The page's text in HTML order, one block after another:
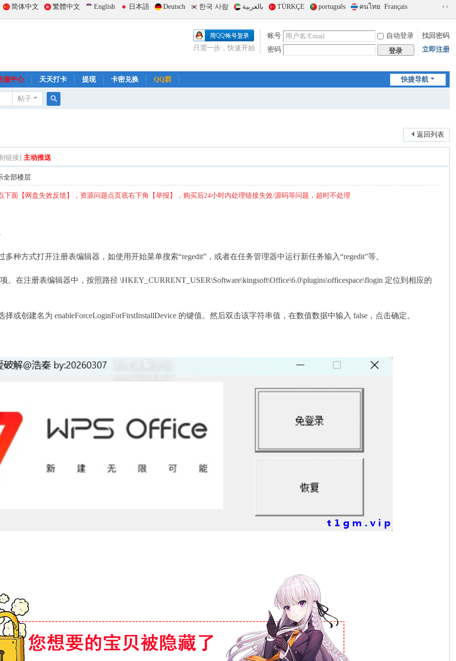
简体中文 繁體中文 English 日本語 Deutsch 한국 사람 بالعربية TÜRKÇE português คนไทย Français
到
版
账号 自动登录
找回密码
密码
登录 立即注册
只需一步，快速开始
快捷导航
值中心 天天打卡 提现 卡密兑换 QQ群
帖子
返回列表
链接] 主动推送
全部楼层
下面【网盘失效反馈】，资源问题点页底右下角【举报】，购买后24小时内处理链接失效/源码等问题，超时不处理
种方式打开注册表编辑器，如使用开始菜单搜索“regedit”，或者在任务管理器中运行新任务输入“regedit”等。
。在注册表编辑器中，按照路径 \HKEY_CURRENT_USER\Software\kingsoft\Office\6.0\plugins\officespace\flogin 定位到相应的
或创建名为 enableForceLoginForFirstInstallDevice 的键值。然后双击该字符串值，在数值数据中输入 false，点击确定。